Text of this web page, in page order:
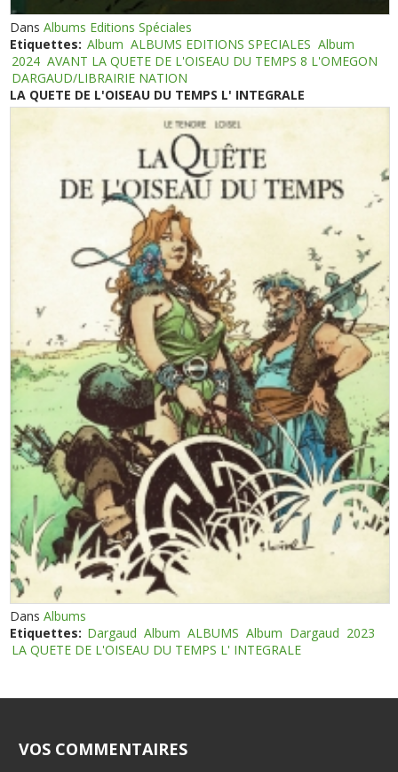
DansAlbums Editions Spéciales
Etiquettes: Album ALBUMS EDITIONS SPECIALES Album
2024 AVANT LA QUETE DE L'OISEAU DU TEMPS 8 L'OMEGON
DARGAUD/LIBRAIRIE NATION
LA QUETE DE L'OISEAU DU TEMPS L' INTEGRALE
DansAlbums
Etiquettes: Dargaud Album ALBUMS Album Dargaud 2023
LA QUETE DE L'OISEAU DU TEMPS L' INTEGRALE
VOS COMMENTAIRES